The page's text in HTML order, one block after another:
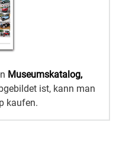
Museumskatalog,
ist, kann man
kaufen.